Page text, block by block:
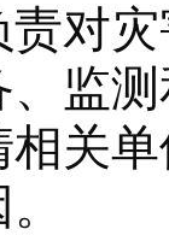
灾
、监
关